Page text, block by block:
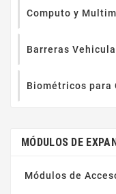
Computo y
Barreras
Biométricos para
MÓDULOS DE
Módulos de